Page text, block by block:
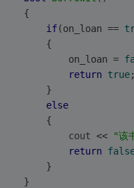
    {
if(on_loan ==
        {
            on_loan =
return true;
        }
else
        {
cout << "该
return
        }
    }